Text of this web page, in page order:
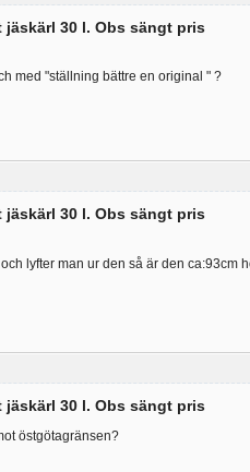
30 l. Obs sängt pris
med "ställning bättre en original " ?
30 l. Obs sängt pris
lyfter man ur den så är den ca:93cm
30 l. Obs sängt pris
östgötagränsen?